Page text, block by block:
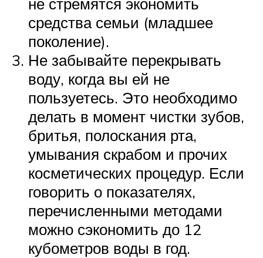
средства семьи (младшее
поколение).
Не забывайте перекрывать
воду, когда вы ей не
пользуетесь. Это необходимо
делать в момент чистки зубов,
бритья, полоскания рта,
умывания скрабом и прочих
косметических процедур. Если
говорить о показателях,
перечисленными методами
можно сэкономить до 12
кубометров воды в год.